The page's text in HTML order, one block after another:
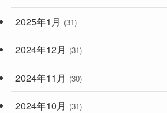
2025年1月 (31)
2024年12月 (31)
2024年11月 (30)
2024年10月 (31)